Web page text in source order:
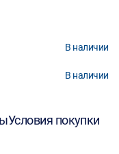
В наличии
В наличии
Условия покупки